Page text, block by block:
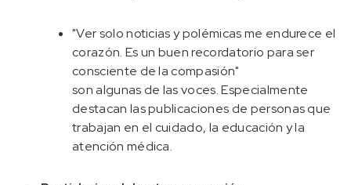
"Ver solo noticias y polémicas me endurece el
corazón. Es un buen recordatorio para ser
consciente de la compasión"
son algunas de las voces. Especialmente
destacan las publicaciones de personas que
trabajan en el cuidado, la educación y la
atención médica.